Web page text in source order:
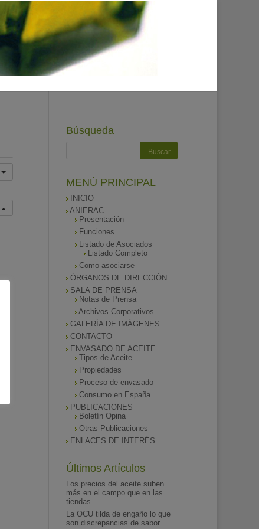
Búsqueda
MENÚ PRINCIPAL
INICIO
ANIERAC
Presentación
Funciones
Listado de Asociados
Listado Completo
Como asociarse
ÓRGANOS DE DIRECCIÓN
SALA DE PRENSA
Notas de Prensa
Archivos Corporativos
GALERÍA DE IMÁGENES
CONTACTO
ENVASADO DE ACEITE
Tipos de Aceite
Propiedades
Proceso de envasado
Consumo en España
PUBLICACIONES
Boletín Opina
Otras Publicaciones
ENLACES DE INTERÉS
Últimos Artículos
Los precios del aceite suben
más en el campo que en las
tiendas
La OCU tilda de engaño lo que
son discrepancias de sabor